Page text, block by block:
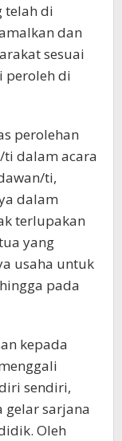
telah di
dan
sesuai
peroleh di
perolehan
dalam acara
ti,
dalam
terlupakan
yang
usaha untuk
pada
kepada
sendiri,
gelar sarjana
Oleh